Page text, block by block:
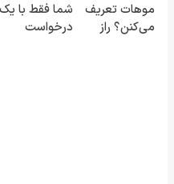
موهات تعریف
می‌کنن؟ راز
شما فقط با یک
درخواست